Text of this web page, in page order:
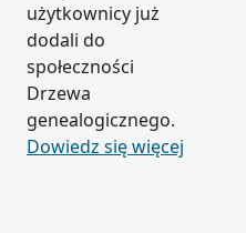
użytkownicy już
dodali do
społeczności
Drzewa
genealogicznego.
Dowiedz się więcej